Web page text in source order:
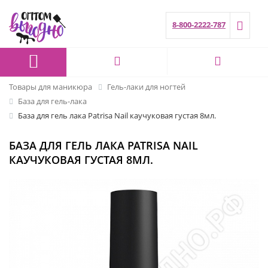
8-800-2222-787
Товары для маникюра
Гель-лаки для ногтей
База для гель-лака
База для гель лака Patrisa Nail каучуковая густая 8мл.
БАЗА ДЛЯ ГЕЛЬ ЛАКА PATRISA NAIL
КАУЧУКОВАЯ ГУСТАЯ 8МЛ.